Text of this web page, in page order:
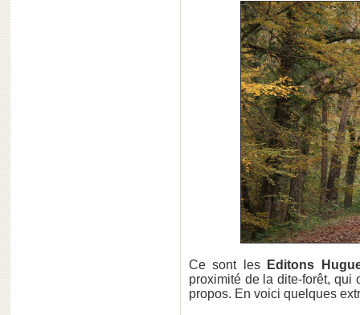
Ce sont les
Editons
proximité de la dite-forêt, qui
propos. En voici quelques